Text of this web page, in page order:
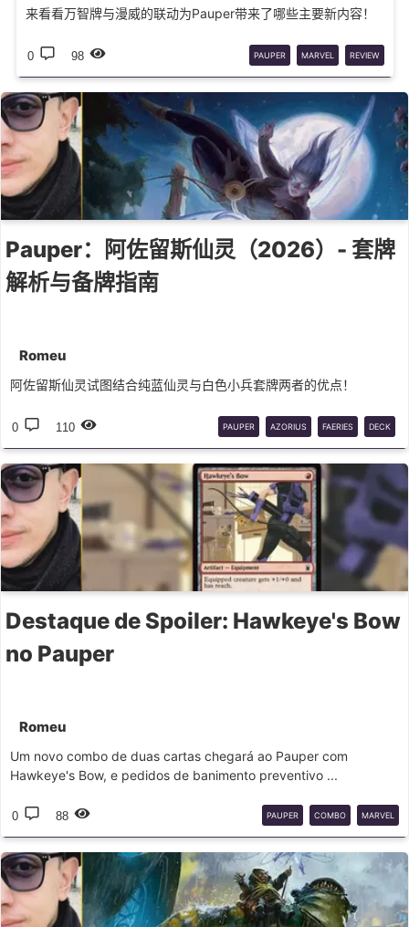
来看看万智牌与漫威的联动为Pauper带来了哪些主要新内容！
0 98 PAUPER MARVEL REVIEW
Pauper：阿佐留斯仙灵（2026）- 套牌
解析与备牌指南
Romeu
阿佐留斯仙灵试图结合纯蓝仙灵与白色小兵套牌两者的优点！
0 110 PAUPER AZORIUS FAERIES DECK
GUIDE
Destaque de Spoiler: Hawkeye's Bow
no Pauper
Romeu
Um novo combo de duas cartas chegará ao Pauper com
Hawkeye's Bow, e pedidos de banimento preventivo ...
0 88 PAUPER COMBO MARVEL